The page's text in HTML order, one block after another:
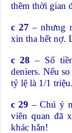
thêm thời gian
c 27– nhưng
xin tha hết nợ.
c 28 – Số
deniers. Nếu
tỷ lệ là 1/1 triệu.
c 29 – Chú ý
viên quan đã
khác hẳn!